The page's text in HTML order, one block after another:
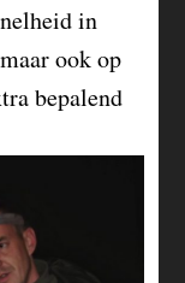
in
ook op
bepalend